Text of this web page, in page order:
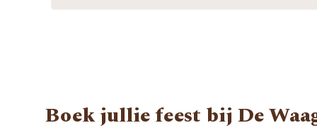
Boek jullie feest bij De